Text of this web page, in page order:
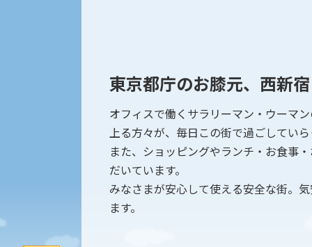
東京都庁のお膝元、西新
オフィスで働くサラリーマン・ウーマ
上る方々が、毎日この街で過ごしていら
また、ショッピングやランチ・お食事
だいています。
みなさまが安心して使える安全な街。
ます。